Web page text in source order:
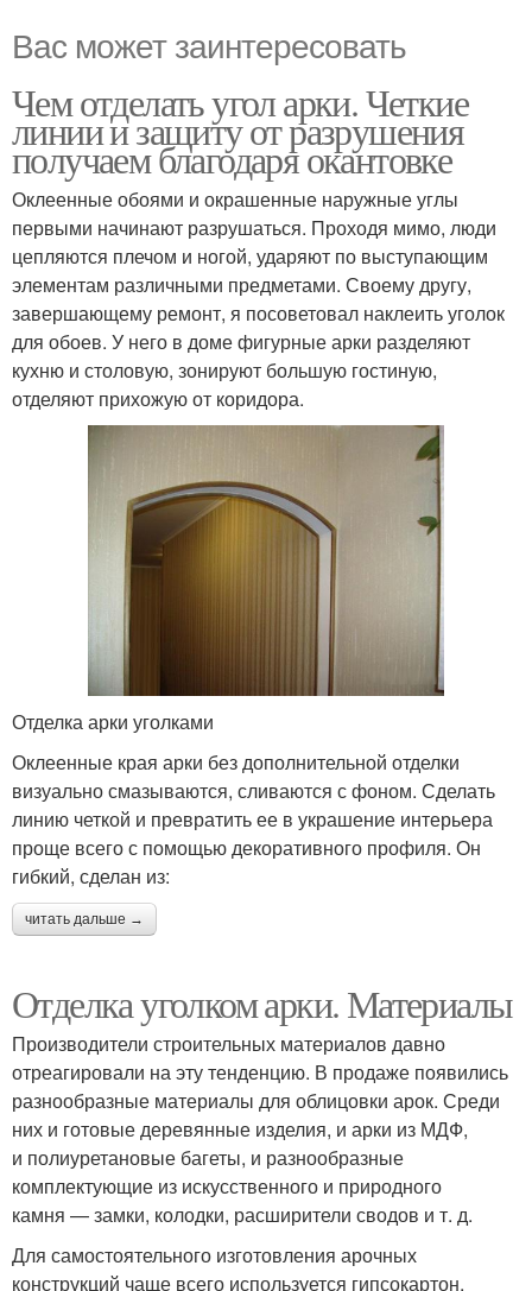
Вас может заинтересовать
Чем отделать угол арки. Четкие
линии и защиту от разрушения
получаем благодаря окантовке
Оклеенные обоями и окрашенные наружные углы
первыми начинают разрушаться. Проходя мимо, люди
цепляются плечом и ногой, ударяют по выступающим
элементам различными предметами. Своему другу,
завершающему ремонт, я посоветовал наклеить уголок
для обоев. У него в доме фигурные арки разделяют
кухню и столовую, зонируют большую гостиную,
отделяют прихожую от коридора.
Отделка арки уголками
Оклеенные края арки без дополнительной отделки
визуально смазываются, сливаются с фоном. Сделать
линию четкой и превратить ее в украшение интерьера
проще всего с помощью декоративного профиля. Он
гибкий, сделан из:
читать дальше →
Отделка уголком арки. Материалы
Производители строительных материалов давно
отреагировали на эту тенденцию. В продаже появились
разнообразные материалы для облицовки арок. Среди
них и готовые деревянные изделия, и арки из МДФ,
и полиуретановые багеты, и разнообразные
комплектующие из искусственного и природного
камня — замки, колодки, расширители сводов и т. д.
Для самостоятельного изготовления арочных
конструкций чаще всего используется гипсокартон,